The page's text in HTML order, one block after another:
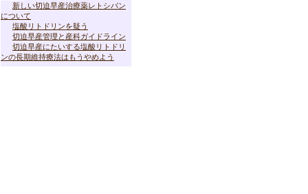
新しい切迫早産治療薬レトシバン
について
塩酸リトドリンを疑う
切迫早産管理と産科ガイドライン
切迫早産にたいする塩酸リトドリ
ンの長期維持療法はもうやめよう